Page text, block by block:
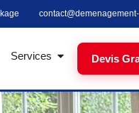
Services Devis